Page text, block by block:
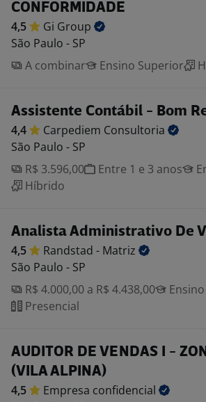
CONFORMIDADE
4,5 Gi Group
São Paulo - SP
A combinar
Ensino Superior
Assistente Contábil - Bom
4,4 Carpediem Consultoria
São Paulo - SP
R$ 3.596,00
Entre 1 e 3 anos
Híbrido
Analista Administrativo De
4,5 Randstad - Matriz
São Paulo - SP
R$ 4.000,00 a R$ 4.438,00
Presencial
AUDITOR DE VENDAS I -
(VILA ALPINA)
4,5 Empresa confidencial